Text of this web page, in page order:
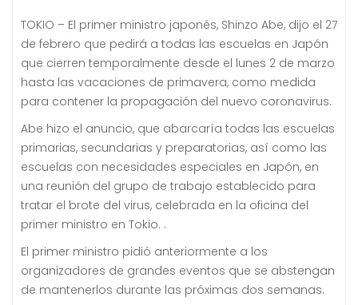
c
e
b
o
o
k
i
t
t
e
r
n
k
e
d
I
n
m
b
r
a
i
l
a
t
s
A
p
p
m
p
a
r
t
i
TOKIO – El primer ministro japonés, Shinzo Abe, dijo el 27
de febrero que pedirá a todas las escuelas en Japón
que cierren temporalmente desde el lunes 2 de marzo
hasta las vacaciones de primavera, como medida
para contener la propagación del nuevo coronavirus.
Abe hizo el anuncio, que abarcaría todas las escuelas
primarias, secundarias y preparatorias, así como las
escuelas con necesidades especiales en Japón, en
una reunión del grupo de trabajo establecido para
tratar el brote del virus, celebrada en la oficina del
primer ministro en Tokio. .
El primer ministro pidió anteriormente a los
organizadores de grandes eventos que se abstengan
de mantenerlos durante las próximas dos semanas.